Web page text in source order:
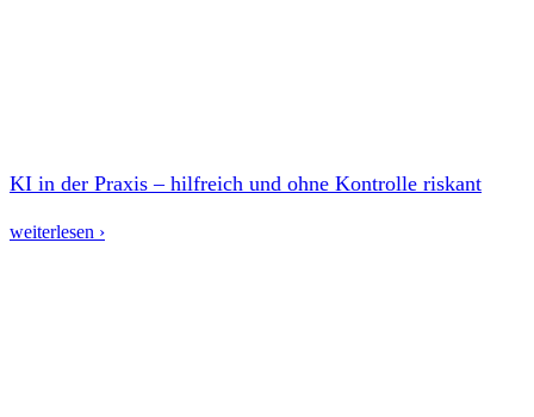
KI in der Praxis – hilfreich und ohne Kontrolle riskant
weiterlesen ›